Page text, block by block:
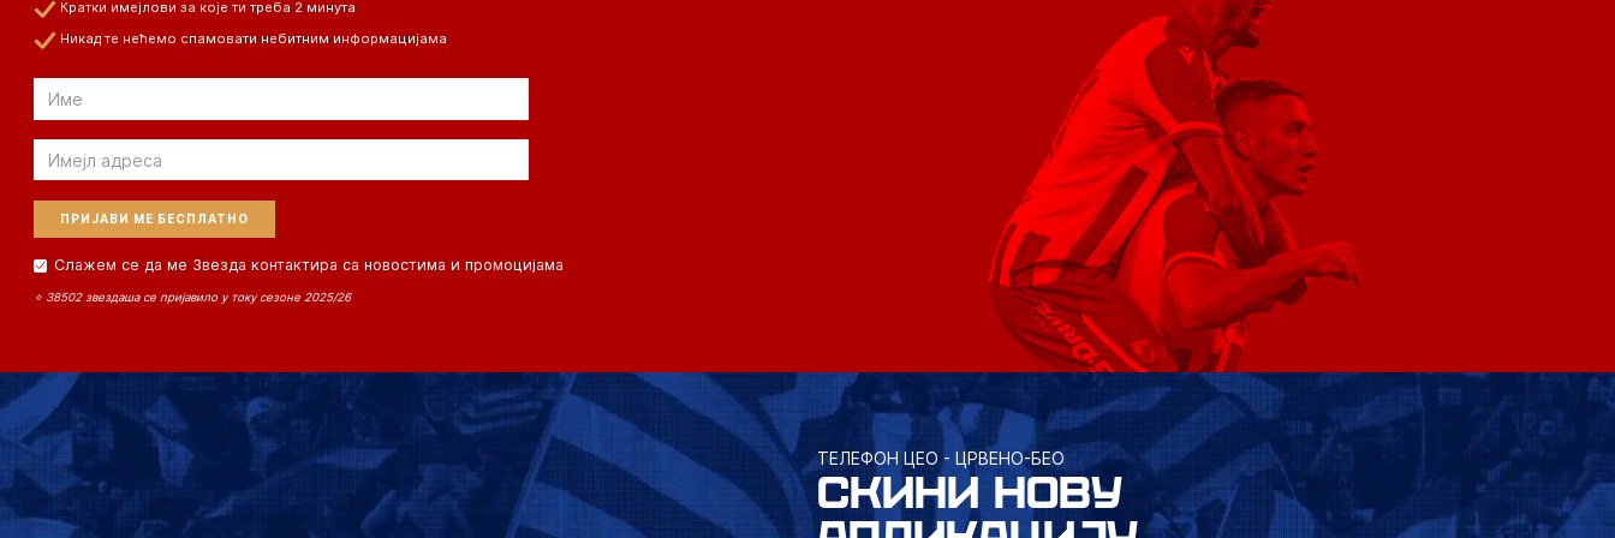
Кратки имејлови за које ти треба 2 минута
Никад те нећемо спамовати небитним информацијама
Email
Email
Слажем се да ме Звезда контактира са новостима и промоцијама
⭐ 38502 звездаша се пријавило у току сезоне 2025/26
ТЕЛЕФОН ЦЕО - ЦРВЕНО-БЕО
СКИНИ НОВУ